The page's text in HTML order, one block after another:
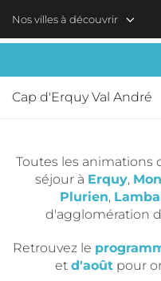
Nos villes à découvrir
Cap d'Erquy Val André
Toutes les animations
séjour à Erquy,
Plurien,
d'agglomération
Retrouvez le
et d'août pour